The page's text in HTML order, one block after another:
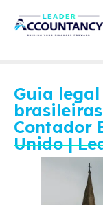
Guia
Contador
Unido |